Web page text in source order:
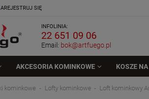
SIĘ
INFOLINIA:
22 651 09 06
Email: bok@artfuego.pl
AKCESORIA KOMINKOWE KOSZE
kominkowe Lofty kominkowe Loft kominkowy